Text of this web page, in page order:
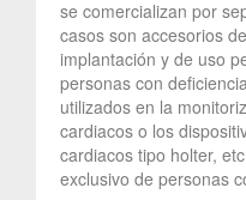
se comercializan por
casos son accesorios
implantación y de uso
personas con
utilizados en la
cardiacos o los
cardiacos tipo holter,
exclusivo de personas